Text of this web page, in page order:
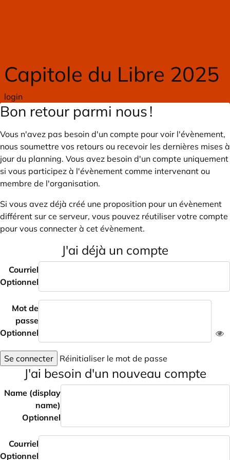
Capitole du Libre 2025
login
Bon retour parmi nous !
Vous n'avez pas besoin d'un compte pour voir l'évènement,
nous soumettre vos retours ou recevoir les dernières mises à
jour du planning. Vous avez besoin d'un compte uniquement
si vous participez à l'évènement comme intervenant ou
membre de l'organisation.
Si vous avez déjà créé une proposition pour un évènement
différent sur ce serveur, vous pouvez réutiliser votre compte
pour vous connecter à cet évènement.
J'ai déjà un compte
Courriel
Optionnel
Mot de
passe
Optionnel
Se connecter Réinitialiser le mot de passe
J'ai besoin d'un nouveau compte
Name (display
name)
Optionnel
Courriel
Optionnel